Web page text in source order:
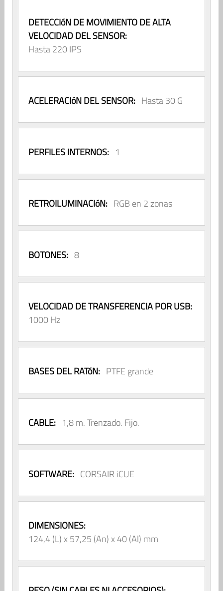
DETECCIóN DE MOVIMIENTO DE ALTA
VELOCIDAD DEL SENSOR:
Hasta 220 IPS
ACELERACIóN DEL SENSOR: Hasta 30 G
PERFILES INTERNOS: 1
RETROILUMINACIóN: RGB en 2 zonas
BOTONES: 8
VELOCIDAD DE TRANSFERENCIA POR USB:
1000 Hz
BASES DEL RATóN: PTFE grande
CABLE: 1,8 m. Trenzado. Fijo.
SOFTWARE: CORSAIR iCUE
DIMENSIONES:
124,4 (L) x 57,25 (An) x 40 (Al) mm